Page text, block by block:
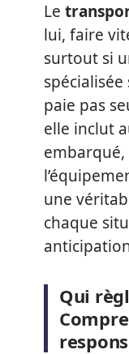
Le
lui, faire
surtout si
spécialisée
paie pas
elle inclut
une
chaque
Qui